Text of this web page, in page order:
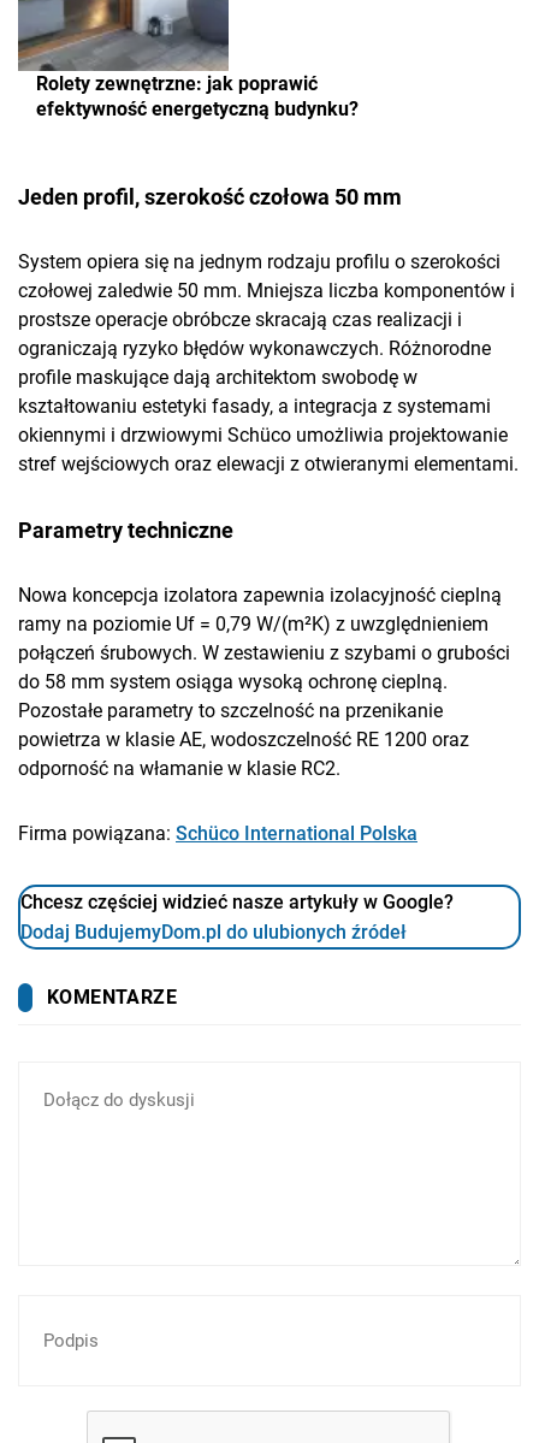
Rolety zewnętrzne: jak poprawić
efektywność energetyczną budynku?
Jeden profil, szerokość czołowa 50 mm
System opiera się na jednym rodzaju profilu o szerokości
czołowej zaledwie 50 mm. Mniejsza liczba komponentów i
prostsze operacje obróbcze skracają czas realizacji i
ograniczają ryzyko błędów wykonawczych. Różnorodne
profile maskujące dają architektom swobodę w
kształtowaniu estetyki fasady, a integracja z systemami
okiennymi i drzwiowymi Schüco umożliwia projektowanie
stref wejściowych oraz elewacji z otwieranymi elementami.
Parametry techniczne
Nowa koncepcja izolatora zapewnia izolacyjność cieplną
ramy na poziomie Uf = 0,79 W/(m²K) z uwzględnieniem
połączeń śrubowych. W zestawieniu z szybami o grubości
do 58 mm system osiąga wysoką ochronę cieplną.
Pozostałe parametry to szczelność na przenikanie
powietrza w klasie AE, wodoszczelność RE 1200 oraz
odporność na włamanie w klasie RC2.
Firma powiązana: Schüco International Polska
Chcesz częściej widzieć nasze artykuły w Google?
Dodaj BudujemyDom.pl do ulubionych źródeł
KOMENTARZE